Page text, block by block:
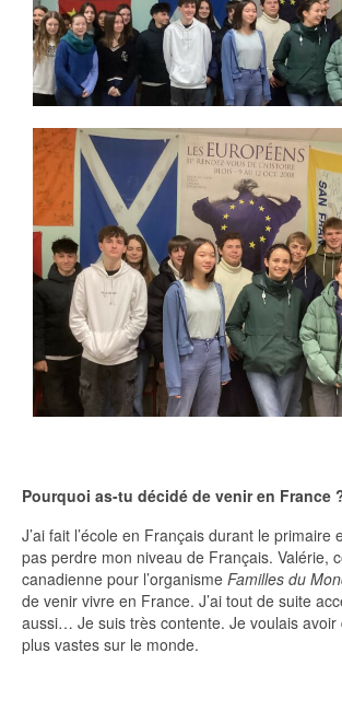
Pourquoi as-tu décidé de venir en France
J’ai fait l’école en Français durant le primaire
pas perdre mon niveau de Français. Valérie,
canadienne pour l’organisme Familles du
de venir vivre en France. J’ai tout de suite
aussi… Je suis très contente. Je voulais avoir
plus vastes sur le monde.